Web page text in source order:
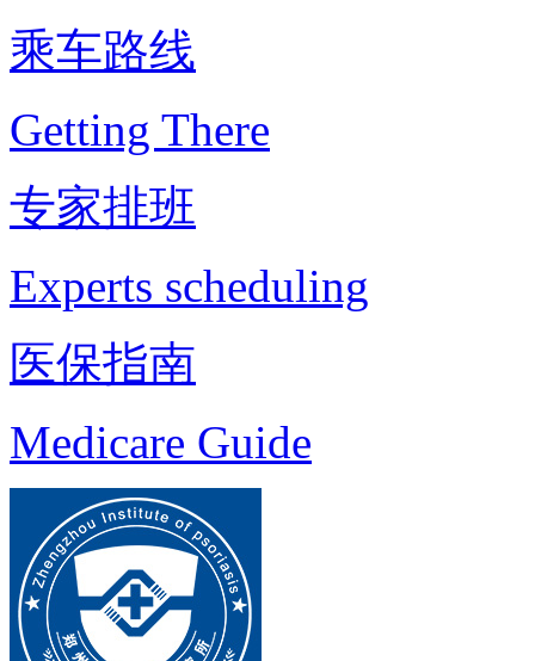
乘车路线
Getting There
专家排班
Experts scheduling
医保指南
Medicare Guide